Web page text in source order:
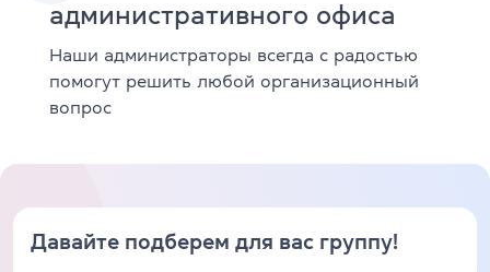
административного офиса
Наши администраторы всегда с радостью
помогут решить любой организационный
вопрос
Давайте подберем для вас группу!